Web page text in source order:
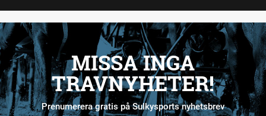
MISSA INGA
TRAVNYHETER!
Prenumerera gratis på Sulkysports nyhetsbrev